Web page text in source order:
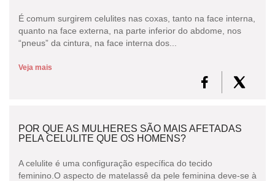
É comum surgirem celulites nas coxas, tanto na face interna,
quanto na face externa, na parte inferior do abdome, nos
“pneus” da cintura, na face interna dos...
Veja mais
POR QUE AS MULHERES SÃO MAIS AFETADAS
PELA CELULITE QUE OS HOMENS?
A celulite é uma configuração específica do tecido
feminino.O aspecto de matelassê da pele feminina deve-se à